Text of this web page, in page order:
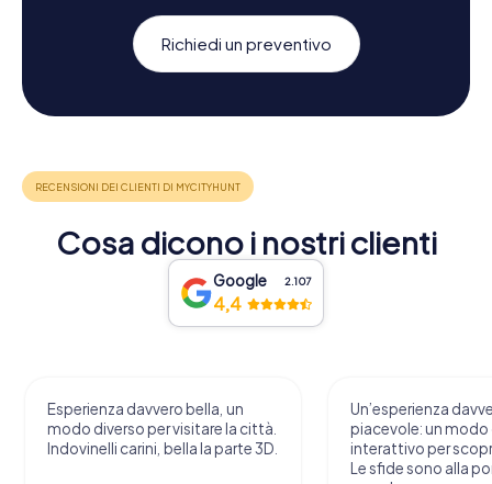
Richiedi un preventivo
Cosa dicono i nostri clienti
Google 2.107
4,4
Esperienza davvero bella, un
modo diverso per visitare la città.
Indovinelli carini, bella la parte 3D.
Un’esperienza
piacevole: un modo
interattivo per
Le sfide sono alla